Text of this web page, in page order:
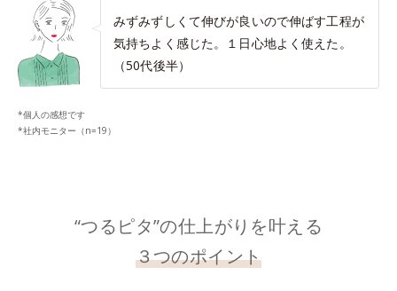
みずみずしくて伸びが良いので伸ばす工程が
気持ちよく感じた。１日心地よく使えた。
（50代後半）
*個人の感想です
*社内モニター（n=19）
“つるピタ”の仕上がりを叶える
３つのポイント